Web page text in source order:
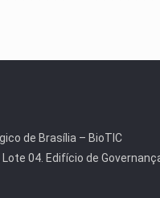
de Brasília – BioTIC
04. Edifício de